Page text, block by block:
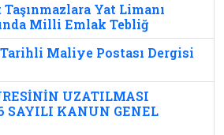
Yat Limanı
Milli Emlak Tebliğ
Maliye Postası Dergisi
UZATILMASI
SAYILI KANUN GENEL